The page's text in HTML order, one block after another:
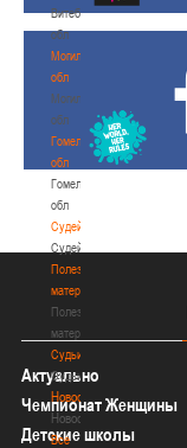
Витебская
обл
Могилевская
обл
Могилевская
обл
Гомельская
обл
Гомельская
обл
Судейство
Судейство
Полезные
материалы
Полезные
материалы
Судьи
Судьи
Новости
Новости
Все
Актуально
Чемпионат Женщины
Детские школы